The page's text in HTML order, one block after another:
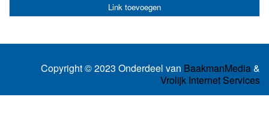
Link toevoegen
Copyright © 2023 Onderdeel van BaakmanMedia&
Vrolijk Internet Services